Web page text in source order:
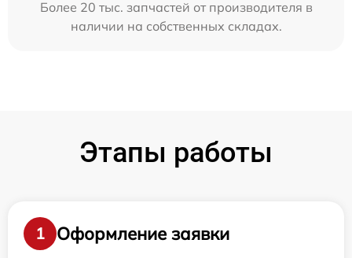
Более 20 тыс. запчастей от производителя в
наличии на собственных складах.
Этапы работы
1
Оформление заявки